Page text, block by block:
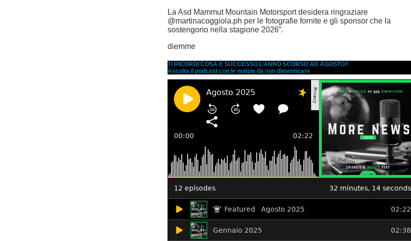
La Asd Mammut Mountain Motorsport desidera ringraziare
@martinacoggiola.ph per le fotografie fornite e gli sponsor che la
sostengono nella stagione 2026”.
diemme
TI RICORDI COSA È SUCCESSO L’ANNO SCORSO AD AGOSTO?
Ascolta il podcast con le notizie da non dimenticare